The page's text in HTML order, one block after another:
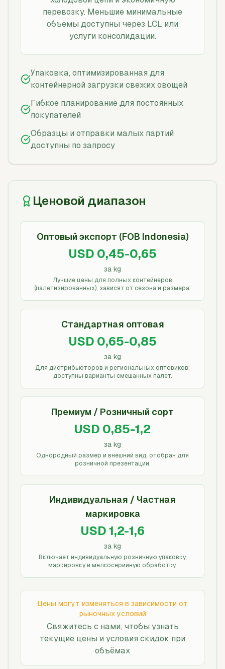
перевозку. Меньшие минимальные
объемы доступны через LCL или
услуги консолидации.
Упаковка, оптимизированная для
контейнерной загрузки свежих овощей
Гибкое планирование для постоянных
покупателей
Образцы и отправки малых партий
доступны по запросу
Ценовой диапазон
Оптовый экспорт (FOB Indonesia)
USD 0,45-0,65
за kg
Лучшие цены для полных контейнеров
(палетизированных); зависят от сезона и размера.
Стандартная оптовая
USD 0,65-0,85
за kg
Для дистрибьюторов и региональных оптовиков;
доступны варианты смешанных палет.
Премиум / Розничный сорт
USD 0,85-1,2
за kg
Однородный размер и внешний вид, отобран для
розничной презентации.
Индивидуальная / Частная
маркировка
USD 1,2-1,6
за kg
Включает индивидуальную розничную упаковку,
маркировку и мелкосерийную обработку.
Цены могут изменяться в зависимости от
рыночных условий
Свяжитесь с нами, чтобы узнать
текущие цены и условия скидок при
объёмах